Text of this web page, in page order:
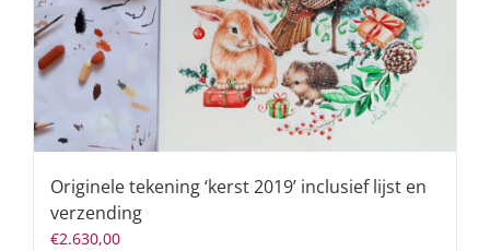
Originele tekening ‘kerst 2019’ inclusief lijst en
verzending
€2.630,00